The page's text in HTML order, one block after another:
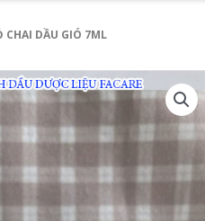
CHAI DẦU GIÓ 7ML